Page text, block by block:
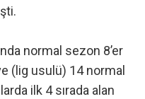
normal sezon 8’er
(lig usulü) 14 normal
ilk 4 sırada alan